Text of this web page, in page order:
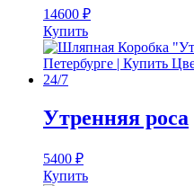
14600 ₽
Купить
Утренняя роса
5400 ₽
Купить